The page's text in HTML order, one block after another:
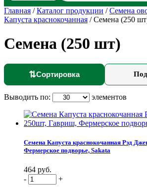
Главная /Каталог продукции /Семена
Капуста краснокочанная /Семена (250
Семена (250 шт)
⇅Сортировка
Выводить по: элементов
Семена Капуста краснокочанная Рэд
Фермерское подворье, Sakata
464 руб.
-
+